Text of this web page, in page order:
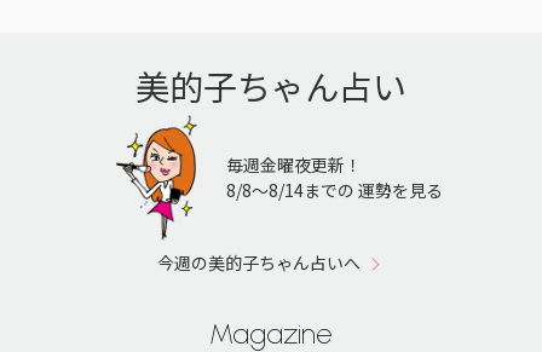
美的子ちゃん占い
毎週金曜夜更新！
8/8〜8/14までの 運勢を見る
今週の美的子ちゃん占いへ
Magazine